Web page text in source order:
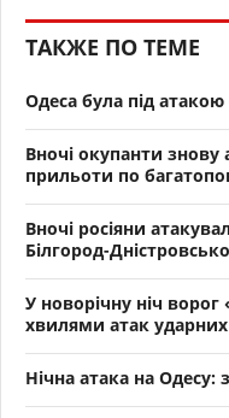
ТАКЖЕ ПО ТЕМЕ
Одеса була під атакою
Вночі окупанти знову
прильоти по
Вночі росіяни
Білгород-
У новорічну ніч
хвилями атак
Нічна атака на Одесу: